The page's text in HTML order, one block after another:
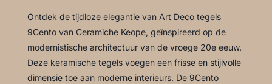
Ontdek de tijdloze elegantie van Art Deco tegels
9Cento van Ceramiche Keope, geïnspireerd op de
modernistische architectuur van de vroege 20e eeuw.
Deze keramische tegels voegen een frisse en stijlvolle
dimensie toe aan moderne interieurs. De 9Cento